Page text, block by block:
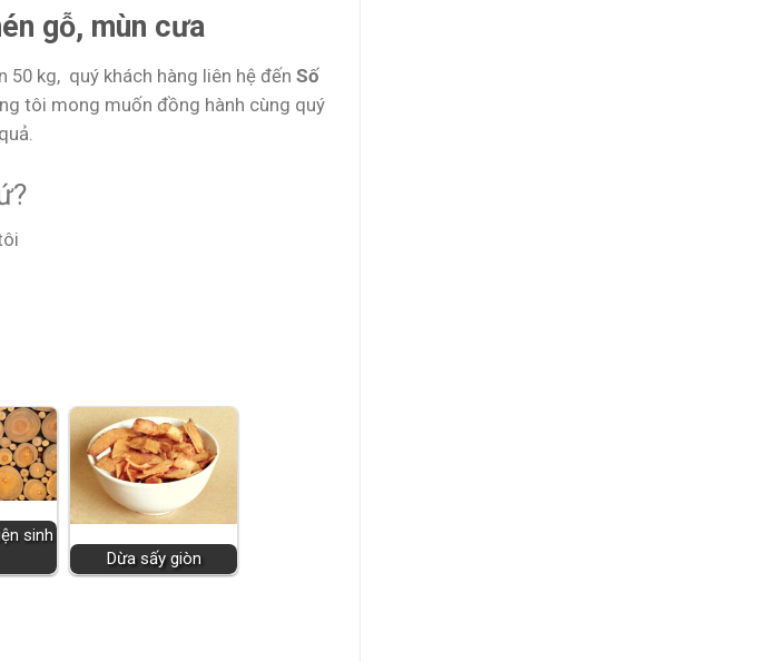
₫.
gỗ, mùn cưa
50 kg, quý khách hàng liên hệ đến Số
tôi mong muốn đồng hành cùng quý
sinh
Dừa sấy giòn